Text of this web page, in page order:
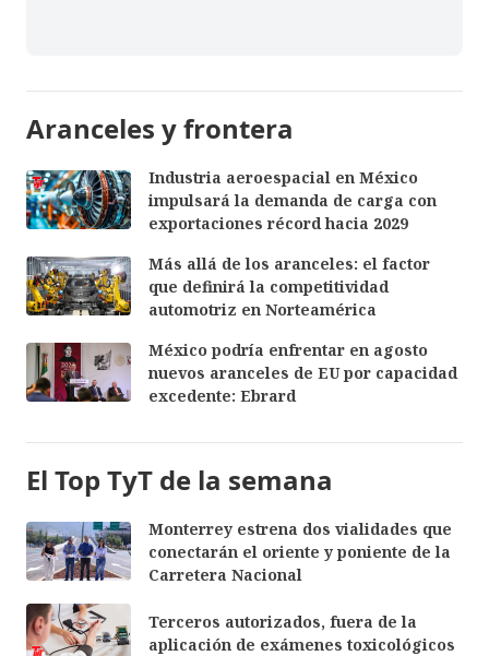
Aranceles y frontera
Industria aeroespacial en México
impulsará la demanda de carga con
exportaciones récord hacia 2029
Más allá de los aranceles: el factor
que definirá la competitividad
automotriz en Norteamérica
México podría enfrentar en agosto
nuevos aranceles de EU por capacidad
excedente: Ebrard
El Top TyT de la semana
Monterrey estrena dos vialidades que
conectarán el oriente y poniente de la
Carretera Nacional
Terceros autorizados, fuera de la
aplicación de exámenes toxicológicos